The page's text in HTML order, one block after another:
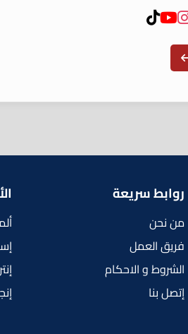
روابط سريعة
من نحن
فريق العمل
الشروط و الاحكام
إتصل بنا